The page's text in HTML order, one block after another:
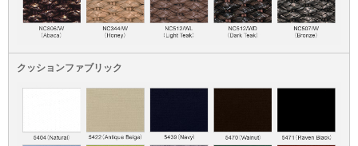
クッションファブリック